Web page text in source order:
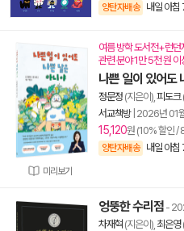
양탄자배송 내일 아침
미리보기
여름 방학 도서전+런던
관련 분야 1만 5천 원 이
나쁜 일이 있어도
정문정 (지은이), 피도크
서교책방| 2026년 01
15,120원 (10% 할인 /
양탄자배송 내일 아침
엉뚱한 수리점 -
차재혁 (지은이), 최은영